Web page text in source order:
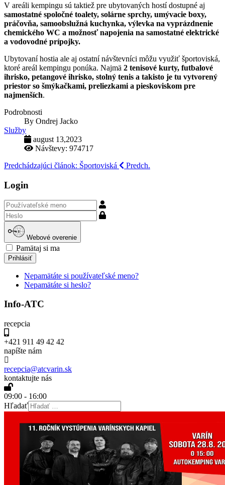
V areáli kempingu sú taktiež pre ubytovaných hostí dostupné aj
samostatné spoločné toalety, solárne sprchy, umývacie boxy,
práčovňa, samoobslužná kuchynka, výlevka na vyprázdnenie
chemického WC a možnosť napojenia na samostatné elektrické
a vodovodné prípojky.
Ubytovaní hostia ale aj ostatní návštevníci môžu využiť športoviská,
ktoré areál kempingu ponúka. Najmä 2 tenisové kurty, futbalové
ihrisko, petangové ihrisko, stolný tenis a takisto je tu vytvorený
priestor so šmýkačkami, preliezkami a pieskoviskom pre
najmenších.
Podrobnosti
By Ondrej Jacko
Služby
august 13,2023
Návštevy: 974717
Predchádzajúci článok: Športoviská
Predch.
Login
Používateľské
meno
Zobraziť
Webové overenie
Pamätaj si ma
Prihlásiť
Nepamätáte si používateľské meno?
Nepamätáte si heslo?
Info-ATC
recepcia
+421 911 49 42 42
napíšte nám
recepcia@atcvarin.sk
kontaktujte nás
09:00 - 16:00
Hľadať